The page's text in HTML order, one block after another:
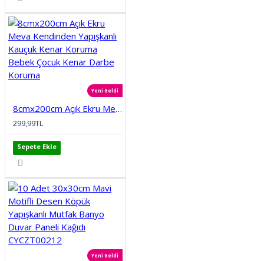
Yeni Geldi
8cmx200cm Açık Ekru Meva Kendinden Yapışkanlı Kauçuk Kenar Koruma Bebek Çocuk Kenar Darbe Koruma
299,99TL
Sepete Ekle
Yeni Geldi